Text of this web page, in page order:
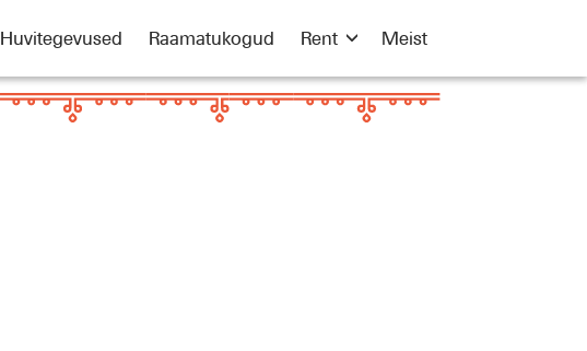
Huvitegevused Raamatukogud Rent Meist